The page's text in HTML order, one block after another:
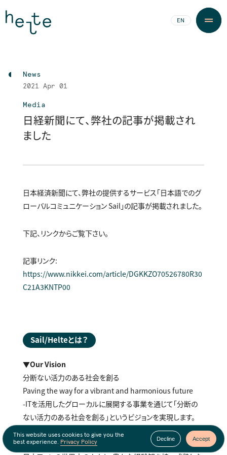
EN
News
2021 Apr 01
Media
日経新聞にて、弊社の記事が掲載され
ました
日本経済新聞にて、弊社の提供するサービス「日本語でのグ
ローバルコミュニケーション Sail」の記事が掲載されました。
下記、リンクからご覧下さい。
記事リンク：
https://www.nikkei.com/article/DGKKZO70526780R30
C21A3KNTP00
Sail/Helteとは？
▼Our Vision
分断ない活力のある社会を創る
Paving the way for a vibrant and harmonious future
-ITを活用したグローカルに展開する事業を通じて「分断の
ない活力のある社会を創る」というビジョンを実現します。
▼Sailとは？
This website uses cookies to give you the
best experience. Privacy Policy
Decline Accept